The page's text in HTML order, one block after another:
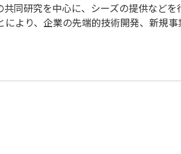
同研究を中心に、シーズの提供など
より、企業の先端的技術開発、新規